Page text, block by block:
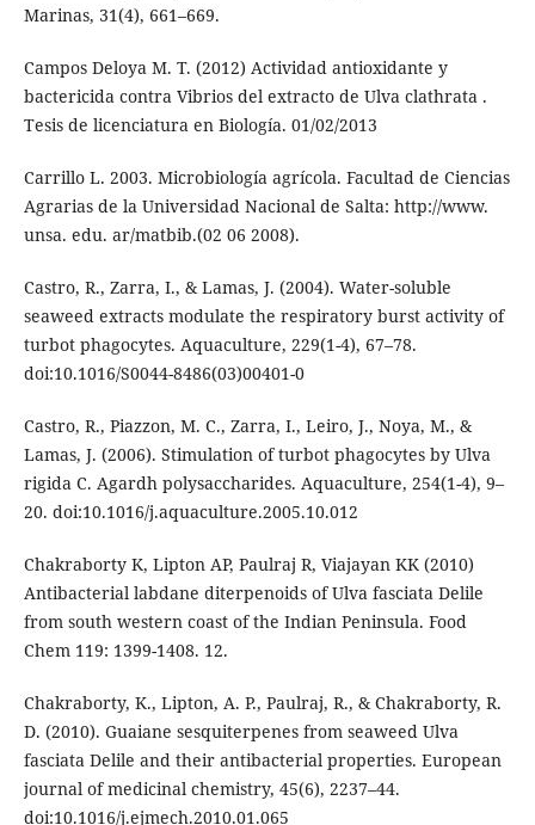
Marinas, 31(4), 661–669.
Campos Deloya M. T. (2012) Actividad antioxidante y
bactericida contra Vibrios del extracto de Ulva clathrata .
Tesis de licenciatura en Biología. 01/02/2013
Carrillo L. 2003. Microbiología agrícola. Facultad de Ciencias
Agrarias de la Universidad Nacional de Salta: http://www.
unsa. edu. ar/matbib.(02 06 2008).
Castro, R., Zarra, I., & Lamas, J. (2004). Water-soluble
seaweed extracts modulate the respiratory burst activity of
turbot phagocytes. Aquaculture, 229(1-4), 67–78.
doi:10.1016/S0044-8486(03)00401-0
Castro, R., Piazzon, M. C., Zarra, I., Leiro, J., Noya, M., &
Lamas, J. (2006). Stimulation of turbot phagocytes by Ulva
rigida C. Agardh polysaccharides. Aquaculture, 254(1-4), 9–
20. doi:10.1016/j.aquaculture.2005.10.012
Chakraborty K, Lipton AP, Paulraj R, Viajayan KK (2010)
Antibacterial labdane diterpenoids of Ulva fasciata Delile
from south western coast of the Indian Peninsula. Food
Chem 119: 1399-1408. 12.
Chakraborty, K., Lipton, A. P., Paulraj, R., & Chakraborty, R.
D. (2010). Guaiane sesquiterpenes from seaweed Ulva
fasciata Delile and their antibacterial properties. European
journal of medicinal chemistry, 45(6), 2237–44.
doi:10.1016/j.ejmech.2010.01.065